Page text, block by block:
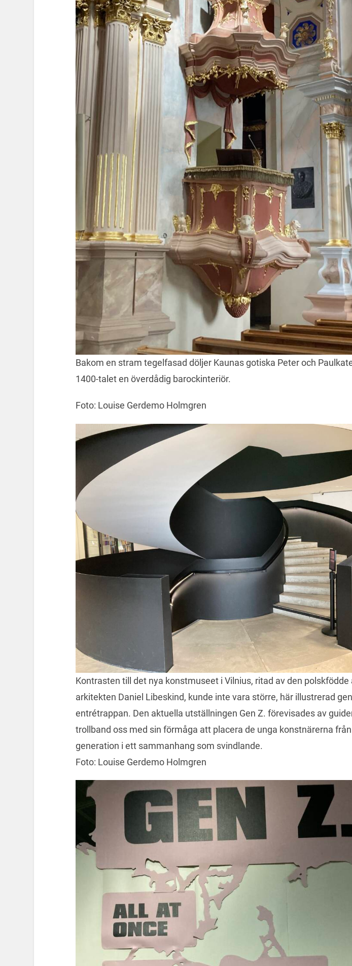
Bakom en stram tegelfasad döljer Kaunas gotiska Peter och
1400-talet en överdådig barockinteriör.
Foto: Louise Gerdemo Holmgren
Kontrasten till det nya konstmuseet i Vilnius, ritad av den polskfödde
arkitekten Daniel Libeskind, kunde inte vara större, här illustrerad
entrétrappan. Den aktuella utställningen Gen Z. förevisades av
trollband oss med sin förmåga att placera de unga konstnärerna
generation i ett sammanhang som svindlande.
Foto: Louise Gerdemo Holmgren